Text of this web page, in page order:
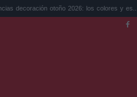
2026: los colores y es... Eclipse en